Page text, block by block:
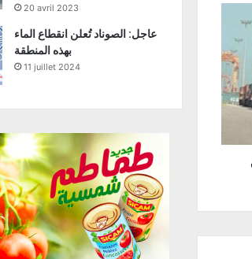
20 avril 2023
عاجل: الصوناد تُعلن انقطاع الماء
بهذه المنطقة
11 juillet 2024